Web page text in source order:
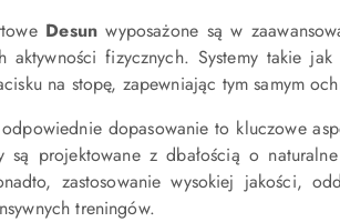
Desun wyposażone są w
aktywności fizycznych. Systemy takie
na stopę, zapewniając tym samym
dopasowanie to kluczowe
są projektowane z dbałością o
zastosowanie wysokiej jakości,
treningów.